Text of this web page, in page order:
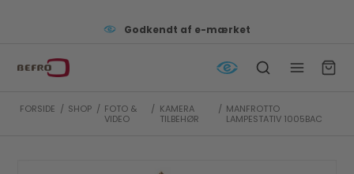
Godkendt af e-mærket
FORSIDE / SHOP / FOTO &
VIDEO
/ KAMERA
TILBEHØR
/ MANFROTTO
LAMPESTATIV 1005BAC